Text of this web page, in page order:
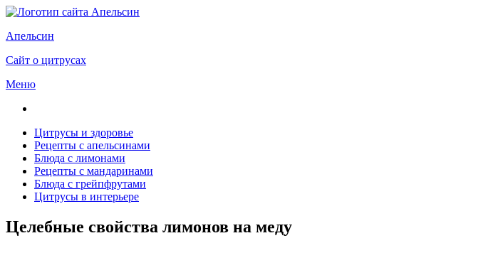
Апельсин
Сайт о цитрусах
Меню
Цитрусы и здоровье
Рецепты с апельсинами
Блюда с лимонами
Рецепты с мандаринами
Блюда с грейпфрутами
Цитрусы в интерьере
Целебные свойства лимонов на меду